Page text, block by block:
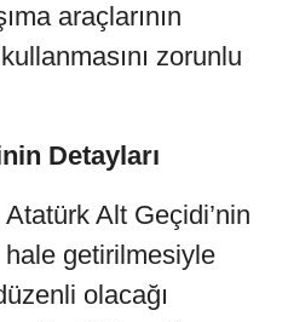
araçlarının
zorunlu
Detayları
Alt Geçidi’nin
hale getirilmesiyle
olacağı